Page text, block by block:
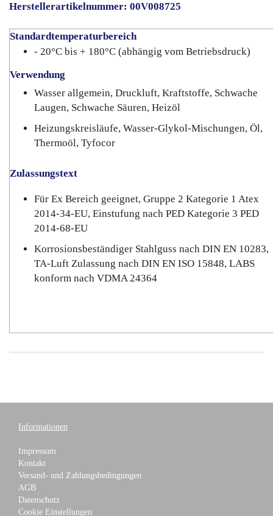
Herstellerartikelnummer: 00V008725
Standardtemperaturbereich
- 20°C bis + 180°C (abhängig vom Betriebsdruck)
Verwendung
Wasser allgemein, Druckluft, Kraftstoffe, Schwache
Laugen, Schwache Säuren, Heizöl
Heizungskreisläufe, Wasser-Glykol-Mischungen, Öl,
Thermoöl, Tyfocor
Zulassungstext
Für Ex Bereich geeignet, Gruppe 2 Kategorie 1 Atex
2014-34-EU, Einstufung nach PED Kategorie 3 PED
2014-68-EU
Korrosionsbeständiger Stahlguss nach DIN EN 10283,
TA-Luft Zulassung nach DIN EN ISO 15848, LABS
konform nach VDMA 24364
Informationen
Impressum
Kontakt
Versand- und Zahlungsbedingungen
AGB
Datenschutz
Cookie Einstellungen